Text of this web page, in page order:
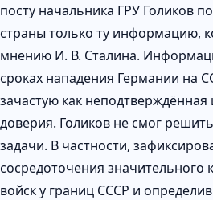
посту начальника ГРУ Голиков
страны только ту информацию,
мнению И. В. Сталина.
сроках нападения Германии на
зачастую как
доверия. Голиков не смог
задачи. В частности,
сосредоточения значительного
войск у границ СССР и